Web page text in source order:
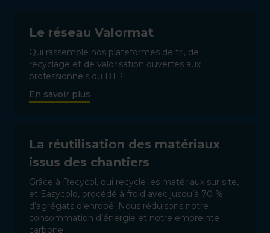
Le réseau Valormat
Qui rassemble nos plateformes de tri, de
recyclage et de valorisation ouvertes aux
professionnels du BTP
En savoir plus
La réutilisation des matériaux
issus des chantiers
Grâce à Recycol, qui recycle les matériaux sur site,
et Easycold, procédé à froid avec jusqu’à 70 %
d’agrégats d’enrobé. Nous réduisons notre
consommation d’énergie et notre empreinte
carbone